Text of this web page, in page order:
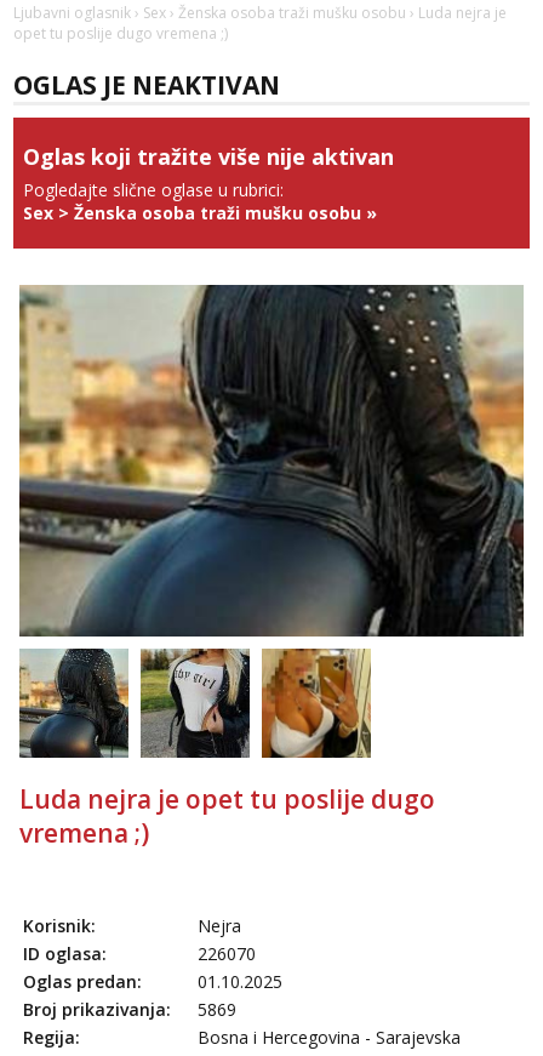
Zara
Čekam tvoj poziv!
tel:0,93€ - mob:1,12€ min
Čekam tvoj poziv!
Tel:064/677-677- Kod: #142
tel:0,93€ - mob:1,12€ min
Ljubavni oglasnik › Sex › Ženska osoba traži mušku osobu › Luda nejra je
opet tu poslije dugo vremena ;)
OGLAS JE NEAKTIVAN
Oglas koji tražite više nije aktivan
Pogledajte slične oglase u rubrici:
Sex > Ženska osoba traži mušku osobu »
Luda nejra je opet tu poslije dugo
vremena ;)
Korisnik:
Nejra
ID oglasa:
226070
Oglas predan:
01.10.2025
Broj prikazivanja:
5869
Regija:
Bosna i Hercegovina - Sarajevska